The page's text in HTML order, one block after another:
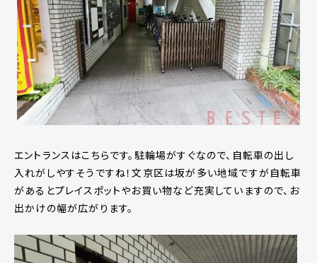
エントランスはこちらです。駐輪場がすぐなので、自転車の出し
入れがしやすそうですね！文京区は坂が多い地域ですが自転車
があるとプレイスポットやお買い物など充実していますので、お
出かけの幅が広がります。